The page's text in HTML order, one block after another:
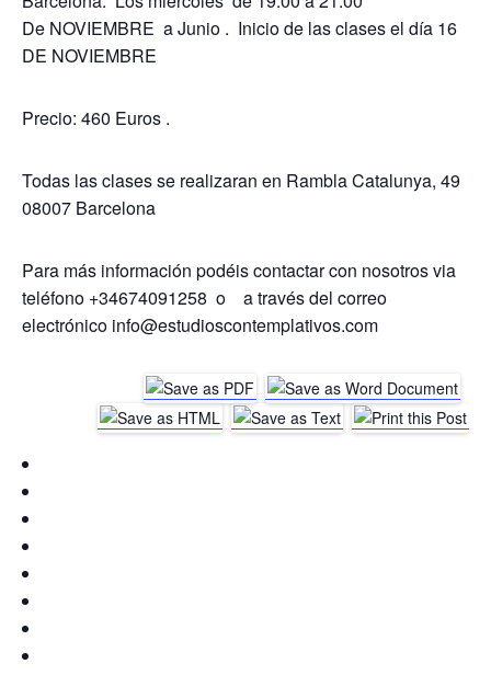
De NOVIEMBRE a Junio . Inicio de las clases el día 16
DE NOVIEMBRE
Precio: 460 Euros .
Todas las clases se realizaran en Rambla Catalunya, 49
08007 Barcelona
Para más información podéis contactar con nosotros via
teléfono +34674091258 o a través del correo
electrónico info@estudioscontemplativos.com